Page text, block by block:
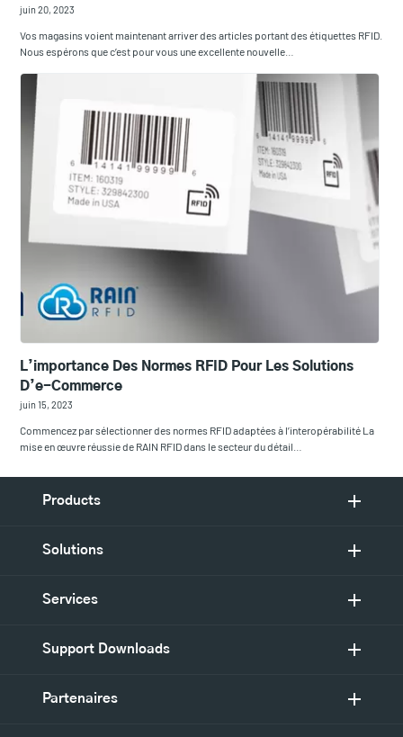
juin 20, 2023
Vos magasins voient maintenant arriver des articles portant des étiquettes RFID.
Nous espérons que c’est pour vous une excellente nouvelle…
L’importance Des Normes RFID Pour Les Solutions
D’e-Commerce
juin 15, 2023
Commencez par sélectionner des normes RFID adaptées à l’interopérabilité La
mise en œuvre réussie de RAIN RFID dans le secteur du détail…
Products
Solutions
Services
Support Downloads
Partenaires